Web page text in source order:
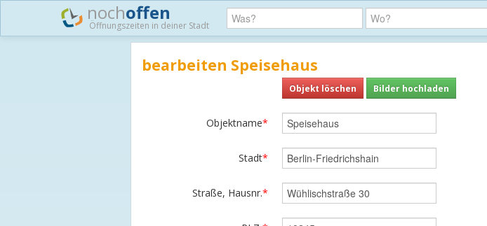
nochoffen
Öffnungszeiten in deiner Stadt
bearbeiten Speisehaus
Objekt löschen Bilder hochladen
Objektname*
Stadt*
Straße, Hausnr.*